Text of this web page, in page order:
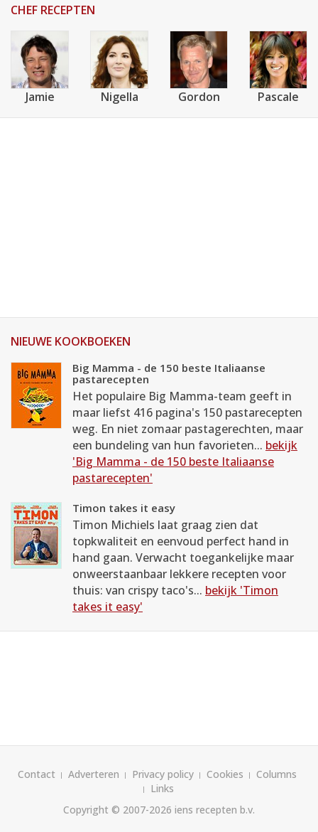
CHEF RECEPTEN
Jamie Nigella Gordon Pascale
NIEUWE KOOKBOEKEN
Big Mamma - de 150 beste Italiaanse
pastarecepten
Het populaire Big Mamma-team geeft in
maar liefst 416 pagina's 150 pastarecepten
weg. En niet zomaar pastagerechten, maar
een bundeling van hun favorieten... bekijk
'Big Mamma - de 150 beste Italiaanse
pastarecepten'
Timon takes it easy
Timon Michiels laat graag zien dat
topkwaliteit en eenvoud perfect hand in
hand gaan. Verwacht toegankelijke maar
onweerstaanbaar lekkere recepten voor
thuis: van crispy taco's... bekijk 'Timon
takes it easy'
Contact Adverteren Privacy policy Cookies
Columns
Links
Copyright © 2007-2026 iens recepten b.v.